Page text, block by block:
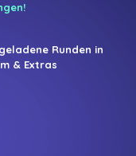
Runden in
& Extras